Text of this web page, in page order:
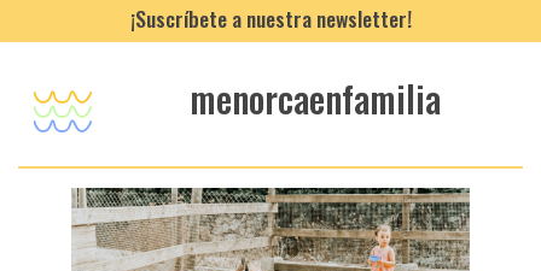
¡Suscríbete a nuestra newsletter!
menorcaenfamilia